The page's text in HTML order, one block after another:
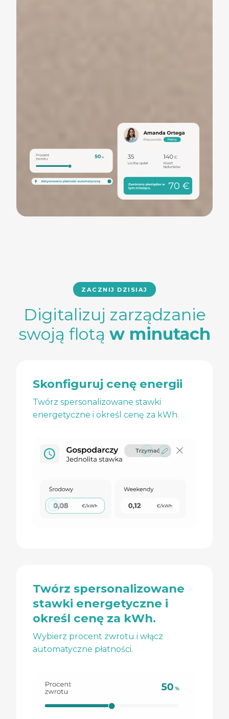
ZACZNIJ DZISIAJ
Digitalizuj zarządzanie
swoją flotą w minutach
Skonfiguruj cenę energii
Twórz spersonalizowane stawki
energetyczne i określ cenę za kWh.
Twórz spersonalizowane
stawki energetyczne i
określ cenę za kWh.
Wybierz procent zwrotu i włącz
automatyczne płatności.